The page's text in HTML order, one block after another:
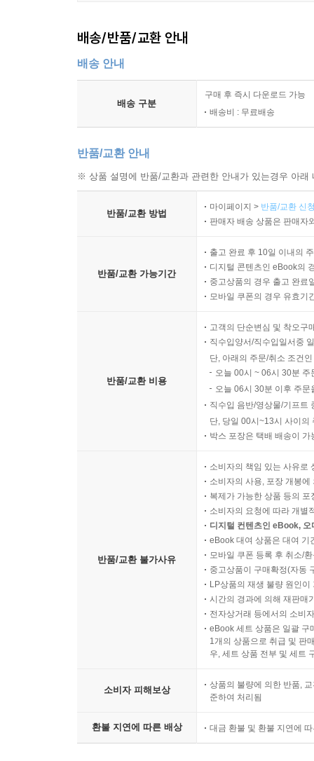
배송/반품/교환 안내
배송 안내
배송 구분
구매 후 즉시 다운로드 가능
배송비 : 무료배송
반품/교환 안내
※ 상품 설명에 반품/교환과 관련한 안내가 있는경우 아
반품/교환 방법
마이페이지 > 반품/교환 신
판매자 배송 상품은 판매자
반품/교환 가능기간
출고 완료 후 10일 이내의
디지털 콘텐츠인 eBook의
중고상품의 경우 출고 완료
모바일 쿠폰의 경우 유효기
반품/교환 비용
고객의 단순변심 및 착오구
직수입양서/직수입일서중
단, 아래의 주문/취소 조건
오늘 00시 ~ 06시 30분
오늘 06시 30분 이후 주
직수입 음반/영상물/기프트
단, 당일 00시~13시 사이의
박스 포장은 택배 배송이
반품/교환 불가사유
소비자의 책임 있는 사유로
소비자의 사용, 포장 개봉
복제가 가능한 상품 등의
소비자의 요청에 따라 개별
디지털 컨텐츠인 eBook,
eBook 대여 상품은 대여 기
모바일 쿠폰 등록 후 취소/
중고상품이 구매확정(자동
LP상품의 재생 불량 원인
시간의 경과에 의해 재판매
전자상거래 등에서의 소비
eBook 세트 상품은 일괄 구
1개의 상품으로 취급 및 판
우, 세트 상품 전부 및 세트
소비자 피해보상
상품의 불량에 의한 반품,
준하여 처리됨
환불 지연에 따른 배상 대금 환불 및 환불 지연에